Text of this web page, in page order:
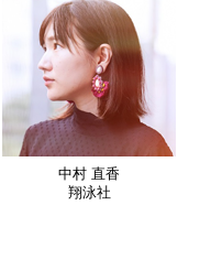
中村 直香
翔泳社